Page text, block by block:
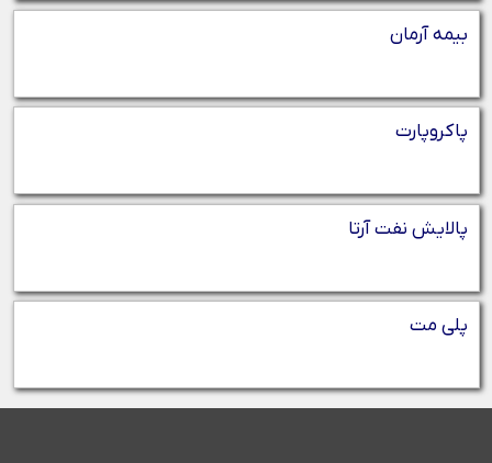
بیمه آرمان
پاکروپارت
پالایش نفت آرتا
پلی مت